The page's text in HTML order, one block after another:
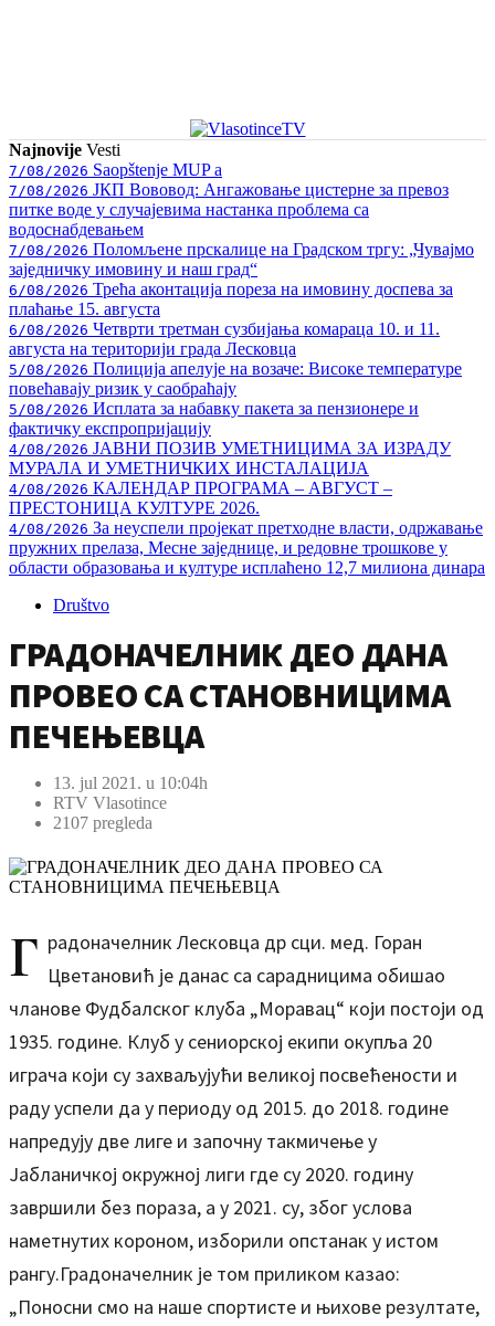
Najnovije Vesti
7/08/2026 Saopštenje MUP a
7/08/2026 ЈКП Вововод: Ангажовање цистерне за превоз
питке воде у случајевима настанка проблема са
водоснабдевањем
7/08/2026 Поломљене прскалице на Градском тргу: „Чувајмо
заједничку имовину и наш град“
6/08/2026 Трећа аконтација пореза на имовину доспева за
плаћање 15. августа
6/08/2026 Четврти третман сузбијања комараца 10. и 11.
августа на територији града Лесковца
5/08/2026 Полиција апелује на возаче: Високе температуре
повећавају ризик у саобраћају
5/08/2026 Исплата за набавку пакета за пензионере и
фактичку експропријацију
4/08/2026 ЈАВНИ ПОЗИВ УМЕТНИЦИМА ЗА ИЗРАДУ
МУРАЛА И УМЕТНИЧКИХ ИНСТАЛАЦИЈА
4/08/2026 КАЛЕНДАР ПРОГРАМА – АВГУСТ –
ПРЕСТОНИЦА КУЛТУРЕ 2026.
4/08/2026 За неуспели пројекат претходне власти, одржавање
пружних прелаза, Месне заједнице, и редовне трошкове у
области образовања и културе исплаћено 12,7 милиона динара
Društvo
ГРАДОНАЧЕЛНИК ДЕО ДАНА
ПРОВЕО СА СТАНОВНИЦИМА
ПЕЧЕЊЕВЦА
13. jul 2021. u 10:04h
RTV Vlasotince
2107 pregleda
Г радоначелник Лесковца др сци. мед. Горан
Цветановић је данас са сарадницима обишао
чланове Фудбалског клуба „Моравац“ који постоји од
1935. године. Клуб у сениорској екипи окупља 20
играча који су захваљујући великој посвећености и
раду успели да у периоду од 2015. до 2018. године
напредују две лиге и започну такмичење у
Јабланичкој окружној лиги где су 2020. годину
завршили без пораза, а у 2021. су, због услова
наметнутих короном, изборили опстанак у истом
рангу.Градоначелник је том приликом казао:
„Поносни смо на наше спортисте и њихове резултате,